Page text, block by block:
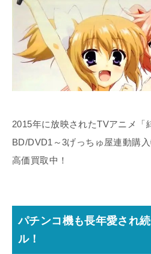
2015年に放映されたTVアニメ「
BD/DVD1～3げっちゅ屋連動購
高価買取中！
パチンコ機も長年愛され
ル！